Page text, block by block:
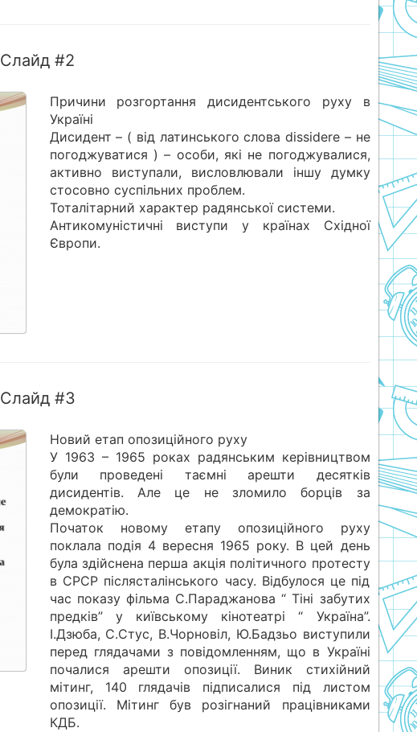
Слайд #2
Причини розгортання дисидентського руху в
Україні
Дисидент – ( від латинського слова dissidere – не
погоджуватися ) – особи, які не погоджувалися,
активно виступали, висловлювали іншу думку
стосовно суспільних проблем.
Тоталітарний характер радянської системи.
Антикомуністичні виступи у країнах Східної
Європи.
Слайд #3
Новий етап опозиційного руху
У 1963 – 1965 роках радянським керівництвом
були проведені таємні арешти десятків
дисидентів. Але це не зломило борців за
демократію.
Початок новому етапу опозиційного руху
поклала подія 4 вересня 1965 року. В цей день
була здійснена перша акція політичного протесту
в СРСР післясталінського часу. Відбулося це під
час показу фільма С.Параджанова “ Тіні забутих
предків” у київському кінотеатрі “ Україна”.
І.Дзюба, С.Стус, В.Чорновіл, Ю.Бадзьо виступили
перед глядачами з повідомленням, що в Україні
почалися арешти опозиції. Виник стихійний
мітинг, 140 глядачів підписалися під листом
опозиції. Мітинг був розігнаний працівниками
КДБ.